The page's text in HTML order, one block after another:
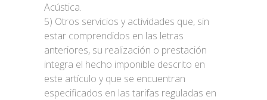
Acústica.
5) Otros servicios y actividades que, sin
estar comprendidos en las letras
anteriores, su realización o prestación
integra el hecho imponible descrito en
este artículo y que se encuentran
especificados en las tarifas reguladas en